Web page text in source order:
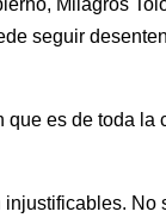
Milagros
seguir
es de toda la
No